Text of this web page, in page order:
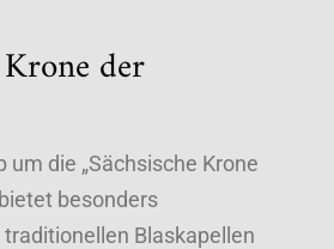
der
um die „Sächsische Krone
besonders
Blaskapellen